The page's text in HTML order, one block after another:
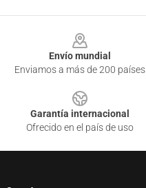
Envío mundial
Enviamos a más de 200 países
Garantía internacional
Ofrecido en el país de uso